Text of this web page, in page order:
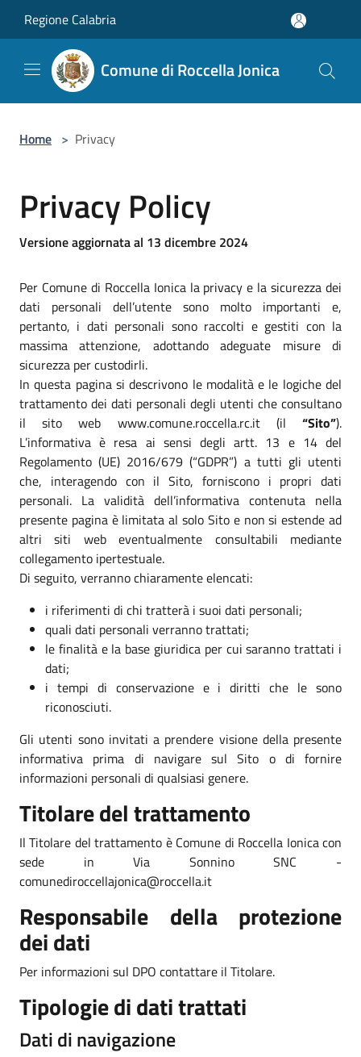
Regione Calabria
Comune di Roccella Jonica
Home > Privacy
Privacy Policy
Versione aggiornata al 13 dicembre 2024
Per Comune di Roccella Ionica la privacy e la sicurezza dei
dati personali dell’utente sono molto importanti e,
pertanto, i dati personali sono raccolti e gestiti con la
massima attenzione, adottando adeguate misure di
sicurezza per custodirli.
In questa pagina si descrivono le modalità e le logiche del
trattamento dei dati personali degli utenti che consultano
il sito web www.comune.roccella.rc.it (il “Sito”).
L’informativa è resa ai sensi degli artt. 13 e 14 del
Regolamento (UE) 2016/679 (“GDPR”) a tutti gli utenti
che, interagendo con il Sito, forniscono i propri dati
personali. La validità dell’informativa contenuta nella
presente pagina è limitata al solo Sito e non si estende ad
altri siti web eventualmente consultabili mediante
collegamento ipertestuale.
Di seguito, verranno chiaramente elencati:
i riferimenti di chi tratterà i suoi dati personali;
quali dati personali verranno trattati;
le finalità e la base giuridica per cui saranno trattati i
dati;
i tempi di conservazione e i diritti che le sono
riconosciuti.
Gli utenti sono invitati a prendere visione della presente
informativa prima di navigare sul Sito o di fornire
informazioni personali di qualsiasi genere.
Titolare del trattamento
Il Titolare del trattamento è Comune di Roccella Ionica con
sede in Via Sonnino SNC -
comunediroccellajonica@roccella.it
Responsabile della protezione
dei dati
Per informazioni sul DPO contattare il Titolare.
Tipologie di dati trattati
Dati di navigazione